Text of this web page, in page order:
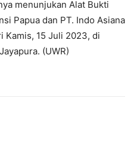
menunjukan Alat Bukti
Papua dan PT. Indo Asiana
Kamis, 15 Juli 2023, di
(UWR)